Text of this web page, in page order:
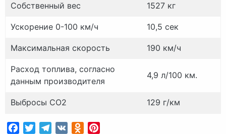
Собственный вес 1527 кг
Ускорение 0-100 км/ч 10,5 сек
Максимальная скорость 190 км/ч
Расход топлива, согласно
данным производителя
4,9 л/100 км.
Выбросы CO2 129 г/км
FacebookTwitterTelegram
VK Odnoklassniki